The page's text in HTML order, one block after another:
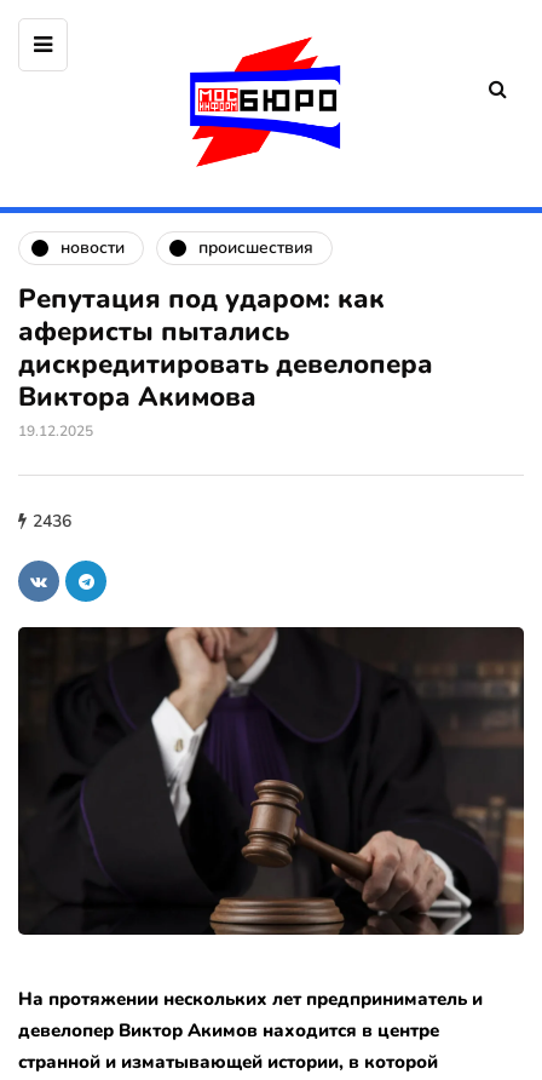
новости происшествия
Репутация под ударом: как
аферисты пытались
дискредитировать девелопера
Виктора Акимова
19.12.2025
2436
На протяжении нескольких лет предприниматель и
девелопер Виктор Акимов находится в центре
странной и изматывающей истории, в которой